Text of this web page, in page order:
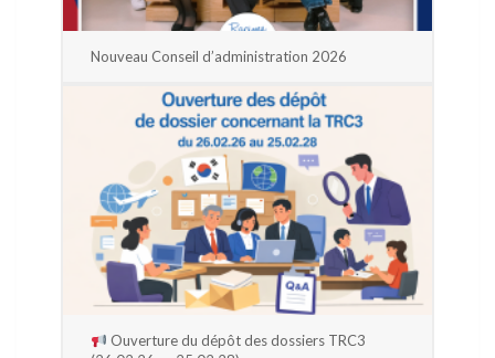
Nouveau Conseil d’administration 2026
Ouverture du dépôt des dossiers TRC3